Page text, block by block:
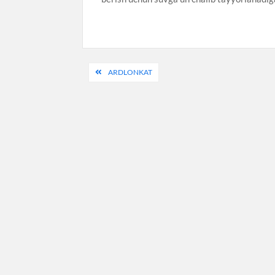
PostARDLONKAT